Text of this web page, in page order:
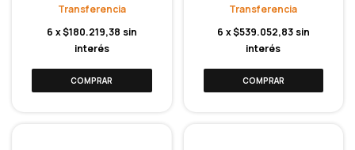
6 x$180.219,38 sin
interés
6 x$539.052,83 sin
interés